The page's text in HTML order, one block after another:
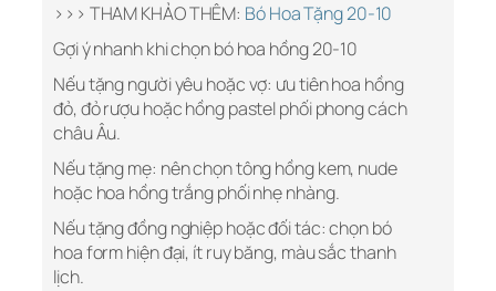
>>> THAM KHẢO THÊM: Bó Hoa Tặng 20-10
Gợi ý nhanh khi chọn bó hoa hồng 20-10
Nếu tặng người yêu hoặc vợ: ưu tiên hoa hồng
đỏ, đỏ rượu hoặc hồng pastel phối phong cách
châu Âu.
Nếu tặng mẹ: nên chọn tông hồng kem, nude
hoặc hoa hồng trắng phối nhẹ nhàng.
Nếu tặng đồng nghiệp hoặc đối tác: chọn bó
hoa form hiện đại, ít ruy băng, màu sắc thanh
lịch.